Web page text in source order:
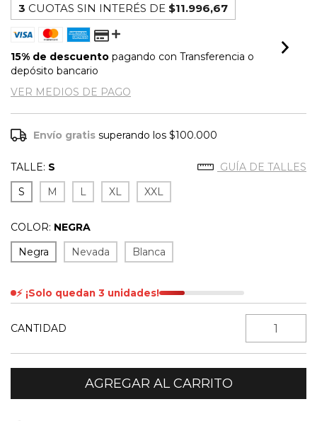
3 CUOTAS SIN INTERÉS DE $11.996,67
15% de descuento pagando con Transferencia o
depósito bancario
VER MEDIOS DE PAGO
Envío gratis superando los$100.000
TALLE: S
GUÍA DE TALLES
S
M L XL XXL
COLOR: NEGRA
Negra
Nevada Blanca
⚡ ¡Solo quedan 3 unidades!
CANTIDAD